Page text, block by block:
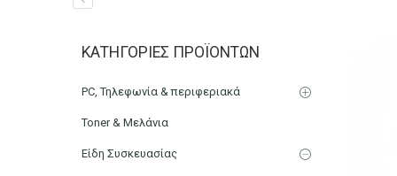
Μπουκάλι 200ml
ΚΑΤΗΓΟΡΊΕΣ ΠΡΟΪΌΝΤΩΝ
PC, Τηλεφωνία & περιφεριακά
Toner & Μελάνια
Είδη Συσκευασίας